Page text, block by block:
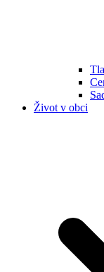
Život v obci